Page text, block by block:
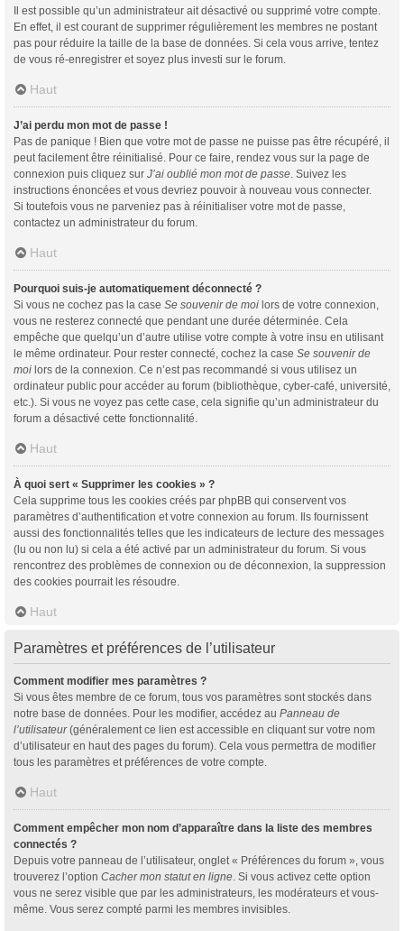
Il est possible qu’un administrateur ait désactivé ou supprimé votre compte.
En effet, il est courant de supprimer régulièrement les membres ne postant
pas pour réduire la taille de la base de données. Si cela vous arrive, tentez
de vous ré-enregistrer et soyez plus investi sur le forum.
Haut
J’ai perdu mon mot de passe !
Pas de panique ! Bien que votre mot de passe ne puisse pas être récupéré, il
peut facilement être réinitialisé. Pour ce faire, rendez vous sur la page de
connexion puis cliquez sur J’ai oublié mon mot de passe. Suivez les
instructions énoncées et vous devriez pouvoir à nouveau vous connecter.
Si toutefois vous ne parveniez pas à réinitialiser votre mot de passe,
contactez un administrateur du forum.
Haut
Pourquoi suis-je automatiquement déconnecté ?
Si vous ne cochez pas la case Se souvenir de moi lors de votre connexion,
vous ne resterez connecté que pendant une durée déterminée. Cela
empêche que quelqu’un d’autre utilise votre compte à votre insu en utilisant
le même ordinateur. Pour rester connecté, cochez la case Se souvenir de
moi lors de la connexion. Ce n’est pas recommandé si vous utilisez un
ordinateur public pour accéder au forum (bibliothèque, cyber-café, université,
etc.). Si vous ne voyez pas cette case, cela signifie qu’un administrateur du
forum a désactivé cette fonctionnalité.
Haut
À quoi sert « Supprimer les cookies » ?
Cela supprime tous les cookies créés par phpBB qui conservent vos
paramètres d’authentification et votre connexion au forum. Ils fournissent
aussi des fonctionnalités telles que les indicateurs de lecture des messages
(lu ou non lu) si cela a été activé par un administrateur du forum. Si vous
rencontrez des problèmes de connexion ou de déconnexion, la suppression
des cookies pourrait les résoudre.
Haut
Paramètres et préférences de l’utilisateur
Comment modifier mes paramètres ?
Si vous êtes membre de ce forum, tous vos paramètres sont stockés dans
notre base de données. Pour les modifier, accédez au Panneau de
l’utilisateur(généralement ce lien est accessible en cliquant sur votre nom
d’utilisateur en haut des pages du forum). Cela vous permettra de modifier
tous les paramètres et préférences de votre compte.
Haut
Comment empêcher mon nom d’apparaître dans la liste des membres
connectés ?
Depuis votre panneau de l’utilisateur, onglet « Préférences du forum », vous
trouverez l’option Cacher mon statut en ligne. Si vous activez cette option
vous ne serez visible que par les administrateurs, les modérateurs et vous-
même. Vous serez compté parmi les membres invisibles.